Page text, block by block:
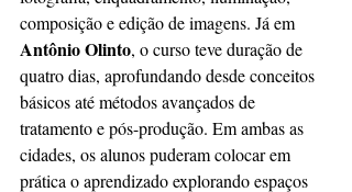
composição e edição de imagens. Já em
Antônio Olinto, o curso teve duração de
quatro dias, aprofundando desde conceitos
básicos até métodos avançados de
tratamento e pós-produção. Em ambas as
cidades, os alunos puderam colocar em
prática o aprendizado explorando espaços